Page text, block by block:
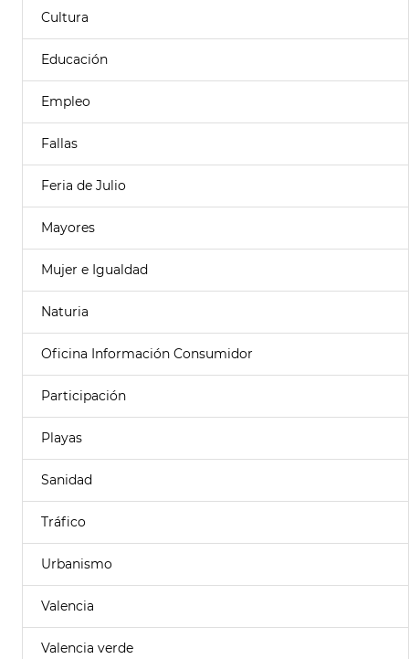
Cultura
Educación
Empleo
Fallas
Feria de Julio
Mayores
Mujer e Igualdad
Naturia
Oficina Información Consumidor
Participación
Playas
Sanidad
Tráfico
Urbanismo
Valencia
Valencia verde